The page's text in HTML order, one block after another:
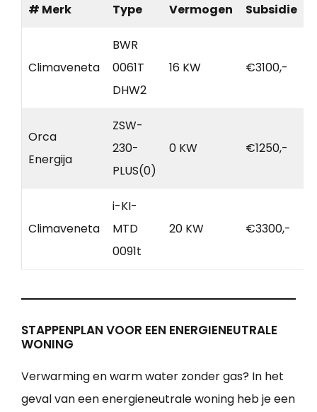
# Merk Type Vermogen Subsidie
Climaveneta
BWR
0061T
DHW2
16 KW €3100,-
Orca
Energija
ZSW-
230-
PLUS(0)
0 KW €1250,-
Climaveneta
i-KI-
MTD
0091t
20 KW €3300,-
STAPPENPLAN VOOR EEN ENERGIENEUTRALE
WONING
Verwarming en warm water zonder gas? In het
geval van een energieneutrale woning heb je een